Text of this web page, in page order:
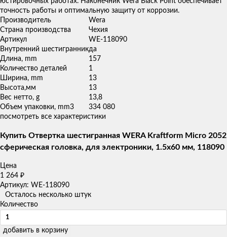
точность работы и оптимальную защиту от коррозии.
Производитель
Wera
Страна производства
Чехия
Артикул
WE-118090
Внутренний шестигранникда
Длина, mm
157
Количество деталей
1
Ширина, mm
13
Высота,мм
13
Вес нетто, g
13,8
Объем упаковки, mm3
334 080
посмотреть все характеристики
Купить Отвертка шестигранная WERA Kraftform Micro 2052
сферическая головка, для электроники, 1.5x60 мм, 118090
Цена
1 264 ₽
Артикул: WE-118090
Осталось несколько штук
Количество
добавить в корзину